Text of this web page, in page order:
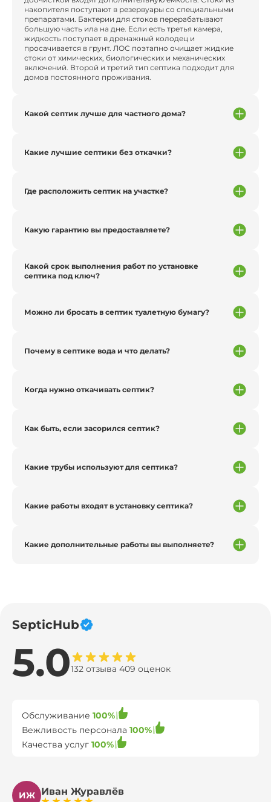
накопителя поступают в резервуары со специальными
препаратами. Бактерии для стоков перерабатывают
большую часть ила на дне. Если есть третья камера,
жидкость поступает в дренажный колодец и
просачивается в грунт. ЛОС поэтапно очищает жидкие
стоки от химических, биологических и механических
включений. Второй и третий тип септика подходит для
домов постоянного проживания.
Какой септик лучше для частного дома?
Какие лучшие септики без откачки?
Где расположить септик на участке?
Какую гарантию вы предоставляете?
Какой срок выполнения работ по установке
септика под ключ?
Можно ли бросать в септик туалетную бумагу?
Почему в септике вода и что делать?
Когда нужно откачивать септик?
Как быть, если засорился септик?
Какие трубы используют для септика?
Какие работы входят в установку септика?
Какие дополнительные работы вы выполняете?
SepticHub
5.0132 отзыва 409 оценок
Обслуживание 100%
Вежливость персонала 100%
Качества услуг 100%
ИЖ Иван Журавлёв